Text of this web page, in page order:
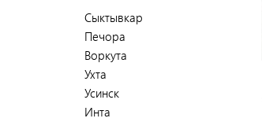
Сыктывкар
Печора
Воркута
Ухта
Усинск
Инта